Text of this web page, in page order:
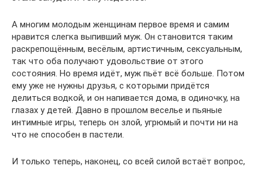
А многим молодым женщинам первое время и самим
нравится слегка выпивший муж. Он становится таким
раскрепощённым, весёлым, артистичным, сексуальным,
так что оба получают удовольствие от этого
состояния. Но время идёт, муж пьёт всё больше. Потом
ему уже не нужны друзья, с которыми придётся
делиться водкой, и он напивается дома, в одиночку, на
глазах у детей. Давно в прошлом веселье и пьяные
интимные игры, теперь он злой, угрюмый и почти ни на
что не способен в пастели.
И только теперь, наконец, со всей силой встаёт вопрос,